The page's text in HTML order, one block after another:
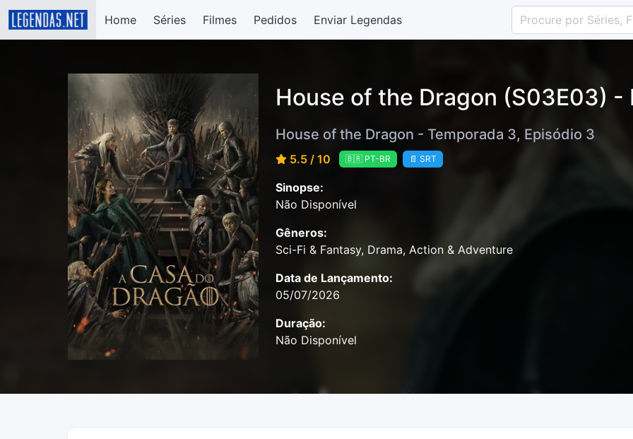
Home Séries Filmes Pedidos Enviar Legendas
House of the Dragon (S03E03) -
House of the Dragon - Temporada 3, Episódio 3
5.5 / 10 🇧🇷 PT-BR 📄 SRT
Sinopse:
Não Disponível
Gêneros:
Sci-Fi & Fantasy, Drama, Action & Adventure
Data de Lançamento:
05/07/2026
Duração:
Não Disponível